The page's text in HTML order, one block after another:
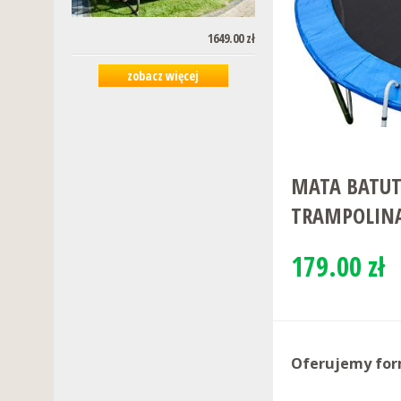
1649.00 zł
zobacz więcej
MATA
179.00 zł
Oferujemy